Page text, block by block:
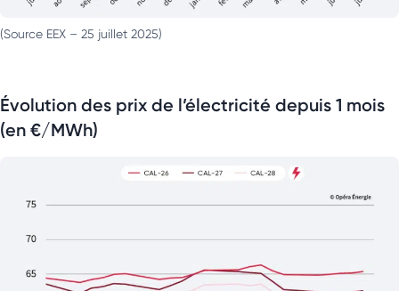
(Source EEX – 25 juillet 2025)
Évolution des prix de l’électricité depuis 1 mois
(en €/MWh)